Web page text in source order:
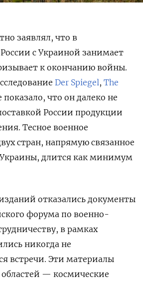
заявлял, что в
с Украиной занимает
к окончанию войны.
Der Spiegel, The
показало, что он далеко не
России продукции
Тесное военное
стран, напрямую связанное
длится как минимум
отказались документы
форума по военно-
в рамках
никогда не
встречи. Эти материалы
— космические